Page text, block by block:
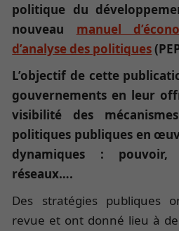
politique du
nouveau manuel
d’analyse des politiques
L’objectif de cette
gouvernements en leur
visibilité des
politiques publiques en
dynamiques : pouvoir,
réseaux….
Des stratégies publiques
revue et ont donné lieu à